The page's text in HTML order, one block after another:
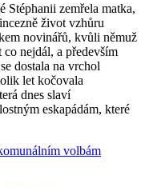
Stéphanii zemřela matka,
život vzhůru
novinářů, kvůli němuž
nejdál, a především
dostala na vrchol
let kočovala
dnes slaví
eskapádám, které